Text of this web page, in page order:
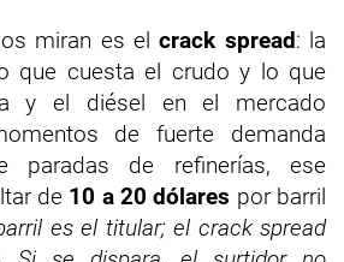
miran es elcrack spread: la
que cuesta el crudo y lo que
y el diésel en el mercado
de fuerte demanda
paradas de refinerías, ese
de 10 a 20 dólares por barril
es el titular; el crack spread